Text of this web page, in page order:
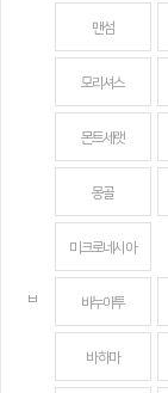
맨섬
모리셔스
몬트세랫
몽골
미크로네시아
ㅂ 바누아투
바하마